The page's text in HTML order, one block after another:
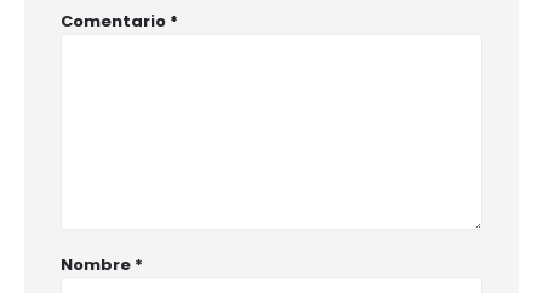
Comentario *
Nombre *